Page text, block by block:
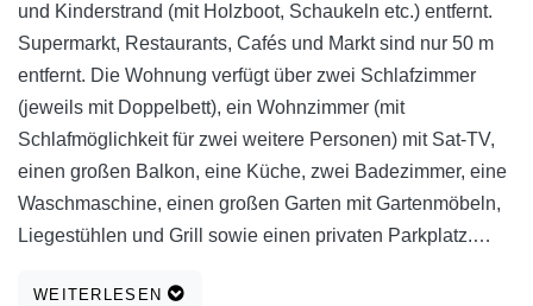
und Kinderstrand (mit Holzboot, Schaukeln etc.) entfernt.
Supermarkt, Restaurants, Cafés und Markt sind nur 50 m
entfernt. Die Wohnung verfügt über zwei Schlafzimmer
(jeweils mit Doppelbett), ein Wohnzimmer (mit
Schlafmöglichkeit für zwei weitere Personen) mit Sat-TV,
einen großen Balkon, eine Küche, zwei Badezimmer, eine
Waschmaschine, einen großen Garten mit Gartenmöbeln,
Liegestühlen und Grill sowie einen privaten Parkplatz.
gemütliche und elegant eingerichtete Wohnung ist die
WEITERLESEN